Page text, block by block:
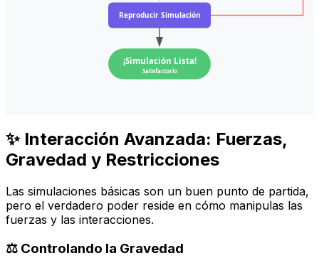
Reproducir Simulación
¡Simulación Lista!
Satisfactorio
✨ Interacción Avanzada: Fuerzas,
Gravedad y Restricciones
Las simulaciones básicas son un buen punto de partida,
pero el verdadero poder reside en cómo manipulas las
fuerzas y las interacciones.
⚖️ Controlando la Gravedad